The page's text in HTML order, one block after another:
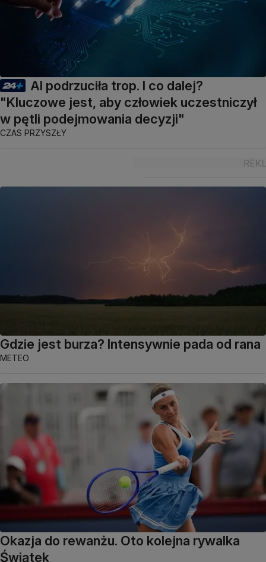
AI podrzuciła trop. I co dalej?
"Kluczowe jest, aby człowiek uczestniczył
w pętli podejmowania decyzji"
CZAS PRZYSZŁY
Gdzie jest burza? Intensywnie pada od rana
METEO
Okazja do rewanżu. Oto kolejna rywalka
Świątek